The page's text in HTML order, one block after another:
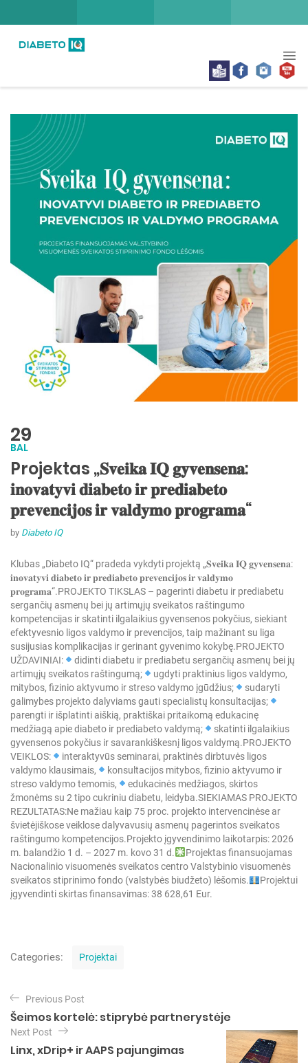
29
BAL
Projektas „𝐒𝐯𝐞𝐢𝐤𝐚 𝐈𝐐 𝐠𝐲𝐯𝐞𝐧𝐬𝐞𝐧𝐚:
𝐢𝐧𝐨𝐯𝐚𝐭𝐲𝐯𝐢 𝐝𝐢𝐚𝐛𝐞𝐭𝐨 𝐢𝐫 𝐩𝐫𝐞𝐝𝐢𝐚𝐛𝐞𝐭𝐨
𝐩𝐫𝐞𝐯𝐞𝐧𝐜𝐢𝐣𝐨𝐬 𝐢𝐫 𝐯𝐚𝐥𝐝𝐲𝐦𝐨 𝐩𝐫𝐨𝐠𝐫𝐚𝐦𝐚“
by Diabeto IQ
Klubas „Diabeto IQ“ pradeda vykdyti projektą „𝐒𝐯𝐞𝐢𝐤𝐚 𝐈𝐐 𝐠𝐲𝐯𝐞𝐧𝐬𝐞𝐧𝐚:
𝐢𝐧𝐨𝐯𝐚𝐭𝐲𝐯𝐢 𝐝𝐢𝐚𝐛𝐞𝐭𝐨 𝐢𝐫 𝐩𝐫𝐞𝐝𝐢𝐚𝐛𝐞𝐭𝐨 𝐩𝐫𝐞𝐯𝐞𝐧𝐜𝐢𝐣𝐨𝐬 𝐢𝐫 𝐯𝐚𝐥𝐝𝐲𝐦𝐨
𝐩𝐫𝐨𝐠𝐫𝐚𝐦𝐚“.PROJEKTO TIKSLAS – pagerinti diabetu ir prediabetu
sergančių asmenų bei jų artimųjų sveikatos raštingumo
kompetencijas ir skatinti ilgalaikius gyvensenos pokyčius, siekiant
efektyvesnio ligos valdymo ir prevencijos, taip mažinant su liga
susijusias komplikacijas ir gerinant gyvenimo kokybę.PROJEKTO
UŽDAVINIAI:
didinti diabetu ir prediabetu sergančių asmenų bei jų
artimųjų sveikatos raštingumą;
ugdyti praktinius ligos valdymo,
mitybos, fizinio aktyvumo ir streso valdymo įgūdžius;
sudaryti
galimybes projekto dalyviams gauti specialistų konsultacijas;
parengti ir išplatinti aiškią, praktiškai pritaikomą edukacinę
medžiagą apie diabeto ir prediabeto valdymą;
skatinti ilgalaikius
gyvensenos pokyčius ir savarankiškesnį ligos valdymą.PROJEKTO
VEIKLOS:
interaktyvūs seminarai, praktinės dirbtuvės ligos
valdymo klausimais,
konsultacijos mitybos, fizinio aktyvumo ir
streso valdymo temomis,
edukacinės medžiagos, skirtos
žmonėms su 2 tipo cukriniu diabetu, leidyba.SIEKIAMAS PROJEKTO
REZULTATAS:Ne mažiau kaip 75 proc. projekto intervencinėse ar
švietėjiškose veiklose dalyvavusių asmenų pagerintos sveikatos
raštingumo kompetencijos.Projekto įgyvendinimo laikotarpis: 2026
m. balandžio 1 d. – 2027 m. kovo 31 d.
Projektas finansuojamas
Nacionalinio visuomenės sveikatos centro Valstybinio visuomenės
sveikatos stiprinimo fondo (valstybės biudžeto) lėšomis.
Projektui
įgyvendinti skirtas finansavimas: 38 628,61 Eur.
Categories:
o
i
Projektai
N
a
v
i
Previous Post
Šeimos kortelė: stiprybė partnerystėje
Next Post
Linx, xDrip+ ir AAPS pajungimas